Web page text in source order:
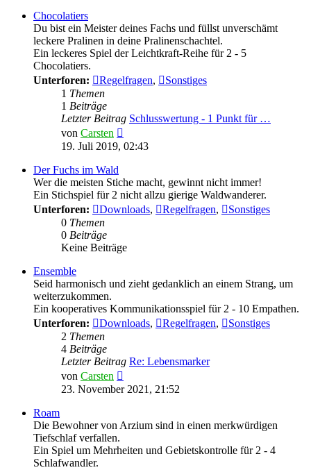
Chocolatiers
Du bist ein Meister deines Fachs und füllst unverschämt
leckere Pralinen in deine Pralinenschachtel.
Ein leckeres Spiel der Leichtkraft-Reihe für 2 - 5
Chocolatiers.
Unterforen:
Regelfragen,
Sonstiges
1 Themen
1 Beiträge
Letzter Beitrag Schlusswertung - 1 Punkt für …
von Carsten
Beitrag
19. Juli 2019, 02:43
Der Fuchs im Wald
Wer die meisten Stiche macht, gewinnt nicht immer!
Ein Stichspiel für 2 nicht allzu gierige Waldwanderer.
Unterforen:
Downloads, Regelfragen,
Sonstiges
0 Themen
0 Beiträge
Keine Beiträge
Ensemble
Seid harmonisch und zieht gedanklich an einem Strang, um
weiterzukommen.
Ein kooperatives Kommunikationsspiel für 2 - 10 Empathen.
Unterforen:
Downloads, Regelfragen,
Sonstiges
2 Themen
4 Beiträge
Letzter Beitrag Re: Lebensmarker
von Carsten
Beitrag
23. November 2021, 21:52
Roam
Die Bewohner von Arzium sind in einen merkwürdigen
Tiefschlaf verfallen.
Ein Spiel um Mehrheiten und Gebietskontrolle für 2 - 4
Schlafwandler.